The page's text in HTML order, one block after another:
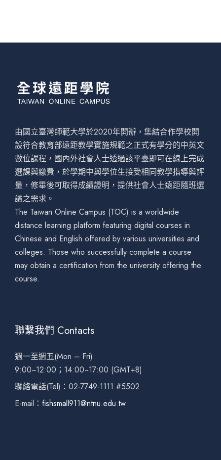
由國立臺灣師範大學於2020年開辦，集結合作學校開
設符合教育部遠距教學實施規範之正式有學分的中英文
數位課程，國內外社會人士透過該平臺即可在線上完成
選課與繳費，於學期中與學位生接受相同教學指導與評
量，修畢後可取得成績證明，提供社會人士遠距隨班選
讀之需求。
The Taiwan Online Campus (TOC) is a worldwide
distance learning platform featuring digital courses in
Chinese and English offered by various universities and
colleges. Those who successfully complete a course
may obtain a certification from the university offering the
course.
聯繫我們 Contacts
週一至週五(Mon – Fri)
9:00~12:00；14:00~17:00 (GMT+8)
聯絡電話(Tel)：02-7749-1111 #5502
E-mail： fishsmall911@ntnu.edu.tw